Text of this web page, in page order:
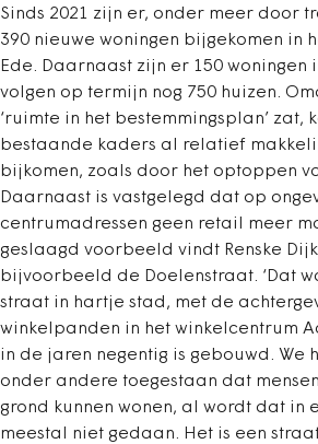
Sinds 2021 zijn er, onder meer door
390 nieuwe woningen bijgekomen in
Ede. Daarnaast zijn er 150 woningen
volgen op termijn nog 750 huizen.
‘ruimte in het bestemmingsplan’ zat,
bestaande kaders al relatief
bijkomen, zoals door het optoppen
Daarnaast is vastgelegd dat op
centrumadressen geen retail meer
geslaagd voorbeeld vindt Renske
bijvoorbeeld de Doelenstraat. ‘Dat
straat in hartje stad, met de
winkelpanden in het winkelcentrum
in de jaren negentig is gebouwd. We
onder andere toegestaan dat
grond kunnen wonen, al wordt dat in
meestal niet gedaan. Het is een